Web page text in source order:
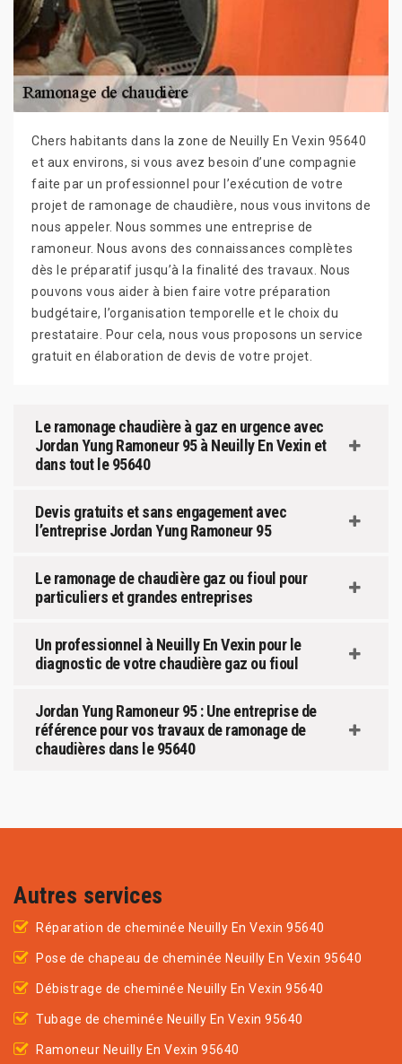
Chers habitants dans la zone de Neuilly En Vexin 95640
et aux environs, si vous avez besoin d’une compagnie
faite par un professionnel pour l’exécution de votre
projet de ramonage de chaudière, nous vous invitons de
nous appeler. Nous sommes une entreprise de
ramoneur. Nous avons des connaissances complètes
dès le préparatif jusqu’à la finalité des travaux. Nous
pouvons vous aider à bien faire votre préparation
budgétaire, l’organisation temporelle et le choix du
prestataire. Pour cela, nous vous proposons un service
gratuit en élaboration de devis de votre projet.
Le ramonage chaudière à gaz en urgence avec
Jordan Yung Ramoneur 95 à Neuilly En Vexin et
dans tout le 95640
Devis gratuits et sans engagement avec
l’entreprise Jordan Yung Ramoneur 95
Le ramonage de chaudière gaz ou fioul pour
particuliers et grandes entreprises
Un professionnel à Neuilly En Vexin pour le
diagnostic de votre chaudière gaz ou fioul
Jordan Yung Ramoneur 95 : Une entreprise de
référence pour vos travaux de ramonage de
chaudières dans le 95640
Autres services
Réparation de cheminée Neuilly En Vexin 95640
Pose de chapeau de cheminée Neuilly En Vexin 95640
Débistrage de cheminée Neuilly En Vexin 95640
Tubage de cheminée Neuilly En Vexin 95640
Ramoneur Neuilly En Vexin 95640